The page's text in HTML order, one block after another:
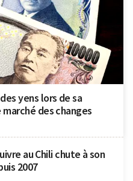
yens lors de sa
des changes
au Chili chute à son
2007